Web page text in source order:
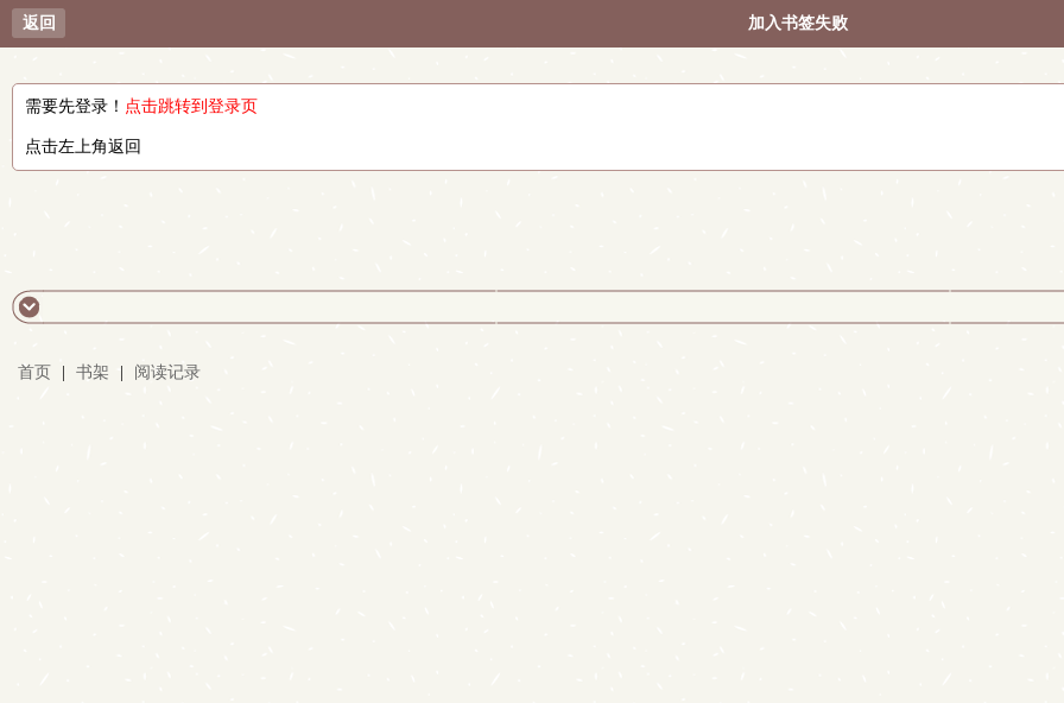
返回 加入书签失败
需要先登录！ 点击跳转到登录页
点击左上角返回
首页 书架 阅读记录